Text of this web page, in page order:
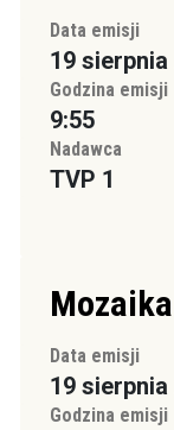
Data emisji
19 sierpnia
Godzina emisji
9:55
Nadawca
TVP 1
Data emisji
19 sierpnia
Godzina emisji